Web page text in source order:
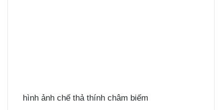
hình ảnh chế thả thính châm biếm